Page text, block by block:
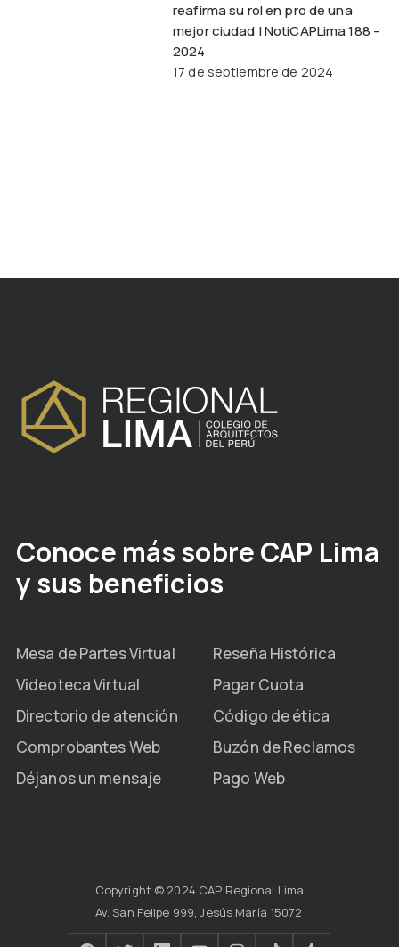
reafirma su rol en pro de una
mejor ciudad | NotiCAPLima 188 –
2024
17 de septiembre de 2024
Conoce más sobre CAP Lima
y sus beneficios
Mesa de Partes Virtual
Reseña Histórica
Videoteca Virtual
Pagar Cuota
Directorio de atención
Código de ética
Comprobantes Web
Buzón de Reclamos
Déjanos un mensaje
Pago Web
Copyright © 2024 CAP Regional Lima
Av. San Felipe 999, Jesús María 15072